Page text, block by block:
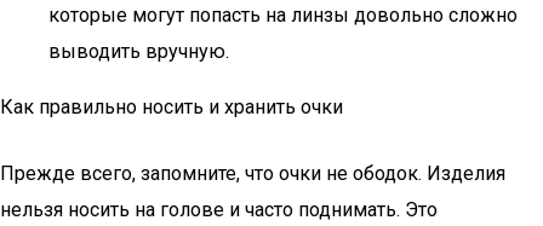
которые могут попасть на линзы довольно сложно
выводить вручную.
Как правильно носить и хранить очки
Прежде всего, запомните, что очки не ободок. Изделия
нельзя носить на голове и часто поднимать. Это